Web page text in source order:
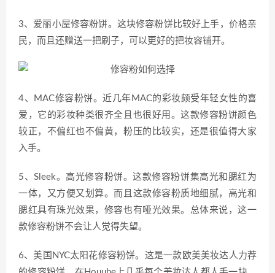
3、爱丽小屋修容粉饼。这块修容粉饼比较好上手，价格亲
民，而且还赠送一把刷子，可以更好的把妆容铺开。
4、MAC修容粉饼。近几年MAC的彩妆颇受年轻女性的喜
爱，它的彩妆种类很齐全且也很好用。这款修容粉饼颜色
较正，不偏红也不偏黄，粉压的比较实，还是很值得大家
入手。
5、Sleek。高光修容粉饼。这款修容粉饼集高光和腮红为
一体，又方便又划算。而且这款修容粉质地细腻，高光和
腮红具有珠光效果，修容也有哑光效果。总体来说，这一
款修容粉饼不会让人觉得失望。
6、美国NYC太阳花修容粉饼。这是一款欧美美妆达人力荐